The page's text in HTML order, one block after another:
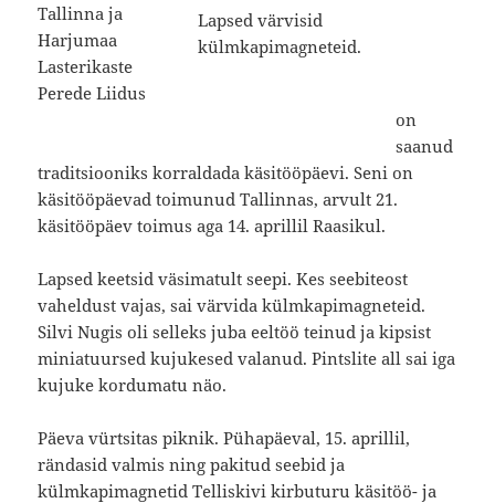
Lapsed värvisid
külmkapimagneteid.
Tallinna ja
Harjumaa
Lasterikaste
Perede Liidus
on
saanud
traditsiooniks korraldada käsitööpäevi. Seni on
käsitööpäevad toimunud Tallinnas, arvult 21.
käsitööpäev toimus aga 14. aprillil Raasikul.
Lapsed keetsid väsimatult seepi. Kes seebiteost
vaheldust vajas, sai värvida külmkapimagneteid.
Silvi Nugis oli selleks juba eeltöö teinud ja kipsist
miniatuursed kujukesed valanud. Pintslite all sai iga
kujuke kordumatu näo.
Päeva vürtsitas piknik. Pühapäeval, 15. aprillil,
rändasid valmis ning pakitud seebid ja
külmkapimagnetid Telliskivi kirbuturu käsitöö- ja